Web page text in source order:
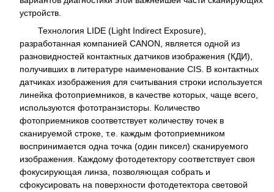
устройств.
Технология LIDE (Light Indirect Exposure),
разработанная компанией CANON, является одной из
разновидностей контактных датчиков изображения (КДИ),
получивших в литературе наименование CIS. В контактных
датчиках изображения для считывания строки используется
линейка фотоприемников, в качестве которых, чаще всего,
используются фототранзисторы. Количество
фотоприемников соответствует количеству точек в
сканируемой строке, т.е. каждым фотоприемником
воспринимается одна точка (один пиксел) сканируемого
изображения. Каждому фотодетектору соответствует своя
фокусирующая линза, позволяющая собрать и
сфокусировать на поверхности фотодетектора световой